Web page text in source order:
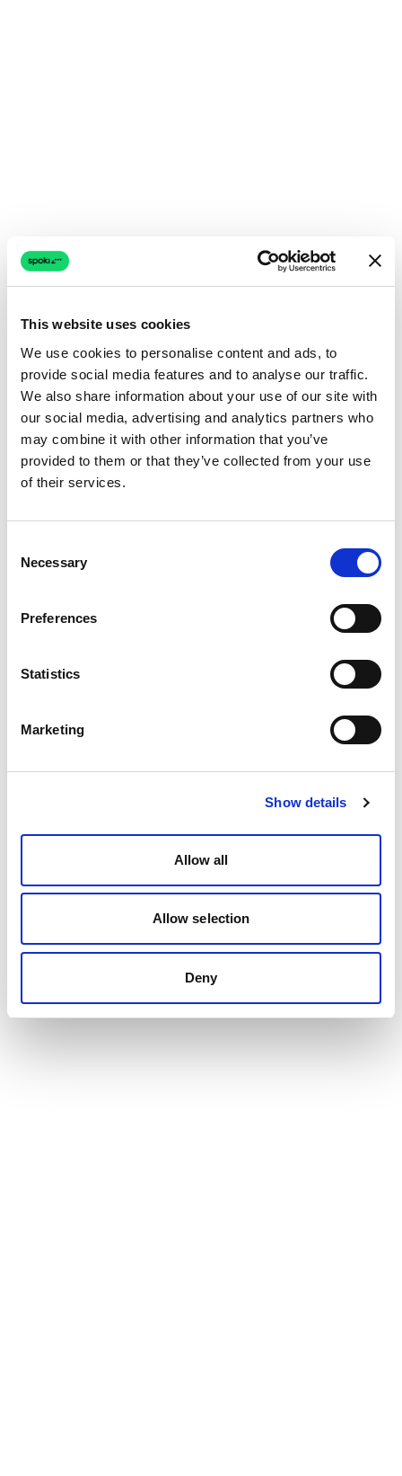
This website uses cookies
We use cookies to personalise content and ads, to
provide social media features and to analyse our traffic.
We also share information about your use of our site with
our social media, advertising and analytics partners who
may combine it with other information that you’ve
provided to them or that they’ve collected from your use
of their services.
Selection
Necessary
Preferences
Statistics
Marketing
Show details
Allow all
Allow selection
Deny